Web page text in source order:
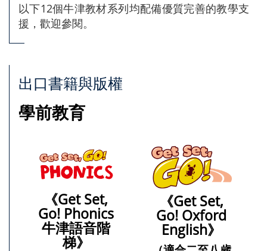
以下12個牛津教材系列均配備優質完善的教學支
援，歡迎參閱。
出口書籍與版權
學前教育
《Get Set,
Go! Phonics
牛津語音階
梯》
《Get Set,
Go! Oxford
English》